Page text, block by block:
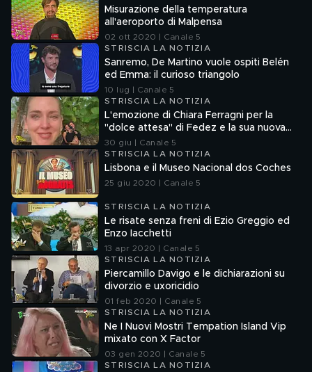
Misurazione della temperatura
all'aeroporto di Malpensa
02 ott 2020 | Canale 5
STRISCIA LA NOTIZIA
Sanremo, De Martino vuole ospiti Belén
ed Emma: il curioso triangolo
10 lug | Canale 5
STRISCIA LA NOTIZIA
L'emozione di Chiara Ferragni per la
"dolce attesa" di Fedez e la sua nuova
compagna
30 giu | Canale 5
STRISCIA LA NOTIZIA
Lisbona e il Museo Nacional dos Coches
25 giu 2020 | Canale 5
STRISCIA LA NOTIZIA
Le risate senza freni di Ezio Greggio ed
Enzo Iacchetti
13 apr 2020 | Canale 5
STRISCIA LA NOTIZIA
Piercamillo Davigo e le dichiarazioni su
divorzio e uxoricidio
01 feb 2020 | Canale 5
STRISCIA LA NOTIZIA
Ne I Nuovi Mostri Tempation Island Vip
mixato con X Factor
03 gen 2020 | Canale 5
STRISCIA LA NOTIZIA